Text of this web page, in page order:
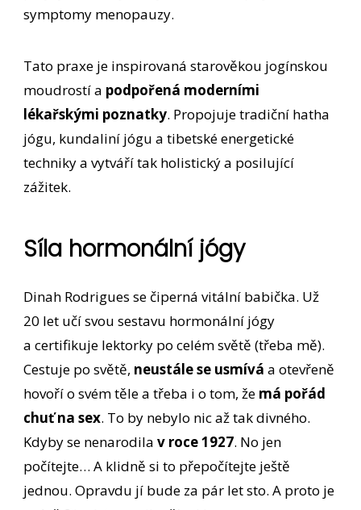
symptomy menopauzy.
Tato praxe je inspirovaná starověkou jogínskou
moudrostí a podpořená moderními
lékařskými poznatky. Propojuje tradiční hatha
jógu, kundaliní jógu a tibetské energetické
techniky a vytváří tak holistický a posilující
zážitek.
Síla hormonální jógy
Dinah Rodrigues se čiperná vitální babička. Už
20 let učí svou sestavu hormonální jógy
a certifikuje lektorky po celém světě (třeba mě).
Cestuje po světě, neustále se usmívá a otevřeně
hovoří o svém těle a třeba i o tom, že má pořád
chuť na sex. To by nebylo nic až tak divného.
Kdyby se nenarodilav roce 1927. No jen
počítejte… A klidně si to přepočítejte ještě
jednou. Opravdu jí bude za pár let sto. A proto je